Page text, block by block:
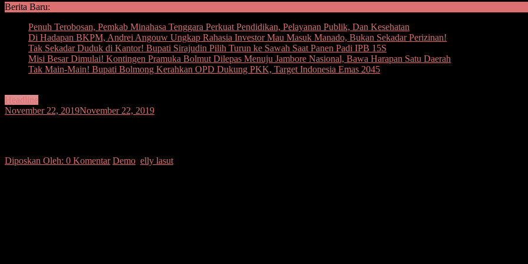
Berita Baru:
Penuh Terobosan, Pemkab Minahasa Tenggara Perkuat Pendidikan, Pelayanan Publik, Dan Kesehatan
Di Hadapan BKPM, Andrei Angouw Ungkap Rahasia Investor Mau Masuk Manado, Bukan Sekadar Perizinan!
Tak Sekadar Duduk di Kantor! Bupati Sirajudin Pilih Turun ke Sawah Saat Panen Padi IPB 15S
Misi Besar Dimulai! Kontingen Pramuka Bolmut Dilepas Menuju Jambore Nasional, Bawa Harapan Satu Daerah
Tak Main-Main! Bupati Bolmong Kerahkan OPD Dukung PKK, Target Indonesia Emas 2045
Headline
November 22, 2019November 22, 2019
Diposkan Oleh: 0 Komentar Demo elly lasut